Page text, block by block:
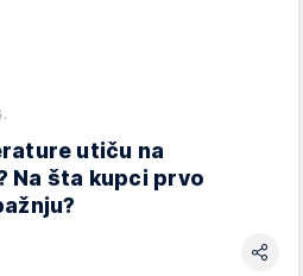
utiču na
Na šta kupci prvo